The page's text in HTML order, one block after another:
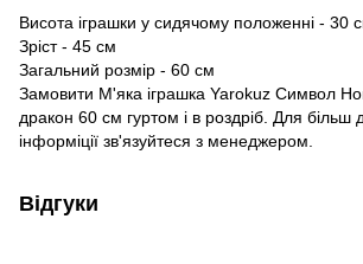
Висота іграшки у сидячому положенні - 30
Зріст - 45 см
Загальний розмір - 60 см
Замовити М'яка іграшка Yarokuz Символ
дракон 60 см гуртом і в роздріб. Для більш
інформіції зв'язуйтеся з менеджером.
Відгуки